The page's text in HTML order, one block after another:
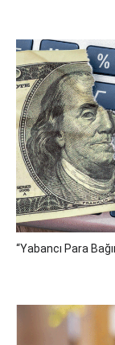
“Yabancı Para